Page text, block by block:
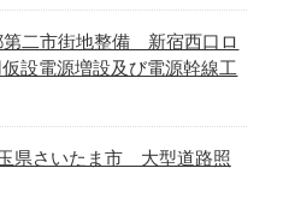
二市街地整備 新宿西口ロ
設電源増設及び電源幹線工
県さいたま市 大型道路照